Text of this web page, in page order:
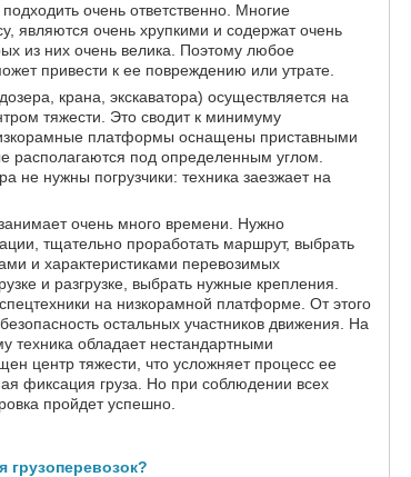
очень ответственно. Многие
являются очень хрупкими и содержат очень
из них очень велика. Поэтому любое
привести к ее повреждению или утрате.
крана, экскаватора) осуществляется на
тяжести. Это сводит к минимуму
платформы оснащены приставными
располагаются под определенным углом.
не нужны погрузчики: техника заезжает на
очень много времени. Нужно
тщательно проработать маршрут, выбрать
и характеристиками перевозимых
и разгрузке, выбрать нужные крепления.
на низкорамной платформе. От этого
остальных участников движения. На
техника обладает нестандартными
центр тяжести, что усложняет процесс ее
фиксация груза. Но при соблюдении всех
пройдет успешно.
грузоперевозок?